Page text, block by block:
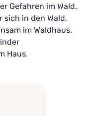
Gefahren im Wald.
sich in den Wald,
im Waldhaus.
Haus.